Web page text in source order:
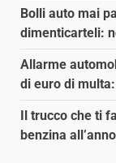
Bolli auto mai
dimenticarteli:
Allarme
di euro di
Il trucco che ti
benzina